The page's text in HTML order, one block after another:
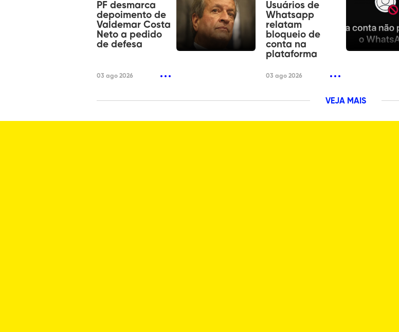
PF desmarca
depoimento de
Valdemar Costa
Neto a pedido
de defesa
03 ago 2026
Usuários de
Whatsapp
relatam
bloqueio de
conta na
plataforma
03 ago 2026
VEJA MAIS